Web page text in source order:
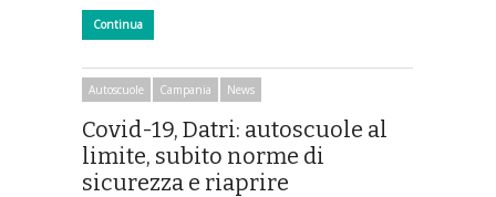
Continua
Autoscuole Campania News
Covid-19, Datri: autoscuole al
limite, subito norme di
sicurezza e riaprire